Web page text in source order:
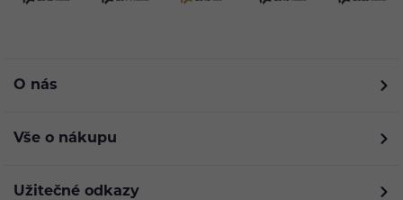
O nás
Vše o nákupu
Užitečné odkazy